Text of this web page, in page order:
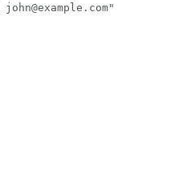
john@example.com"